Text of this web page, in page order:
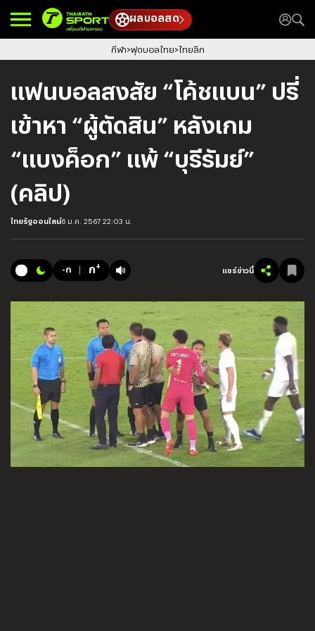
ผลบอลสด
กีฬา ฟุตบอลไทย ไทยลีก
แฟนบอลสงสัย “โค้ชแบน” ปรี่
เข้าหา “ผู้ตัดสิน” หลังเกม
“แบงค็อก” แพ้ “บุรีรัมย์”
(คลิป)
ไทยรัฐออนไลน์6 ม.ค. 2567 22:03 น.
-ก ก+ แชร์ข่าวนี้